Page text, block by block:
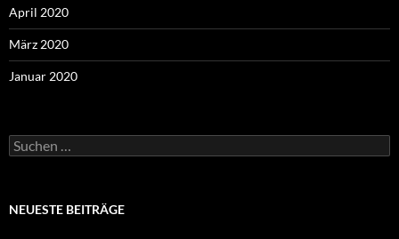
April 2020
März 2020
Januar 2020
Suchen
nach:
NEUESTE BEITRÄGE